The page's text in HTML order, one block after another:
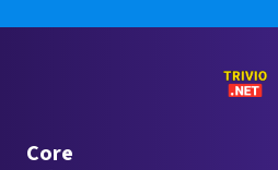
Core